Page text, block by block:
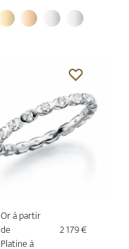
Or à partir
de
2 179 €
Platine à